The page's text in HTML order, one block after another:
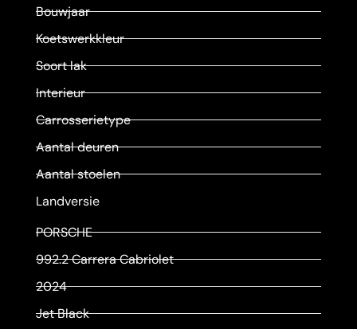
Bouwjaar
Koetswerkkleur
Soort lak
Interieur
Carrosserietype
Aantal deuren
Aantal stoelen
Landversie
PORSCHE
992.2 Carrera Cabriolet
2024
Jet Black